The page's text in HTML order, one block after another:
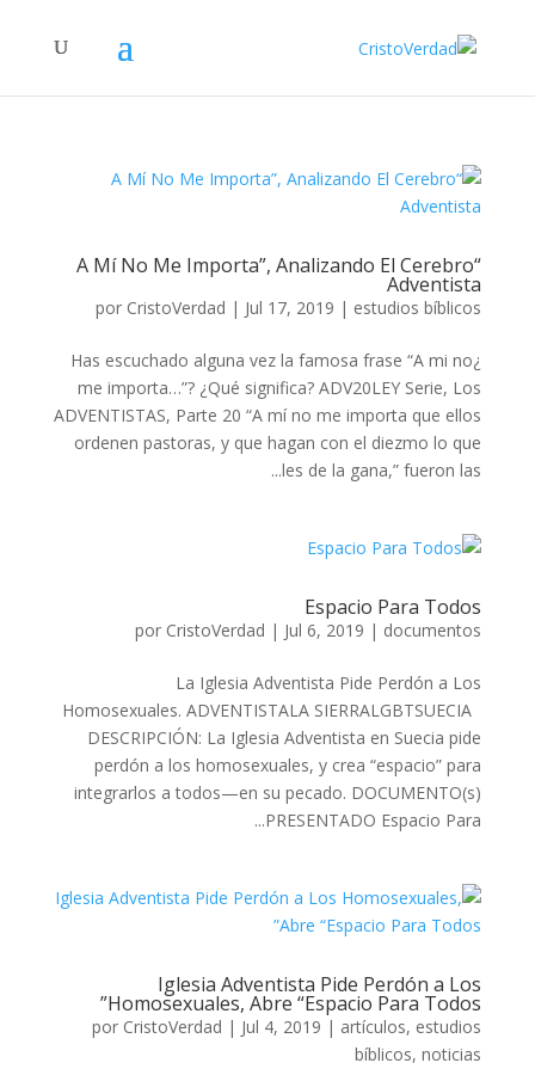
“A Mí No Me Importa”, Analizando El Cerebro
Adventista
por CristoVerdad | Jul 17, 2019 | estudios bíblicos
¿Has escuchado alguna vez la famosa frase “A mi no
me importa…”? ¿Qué significa? ADV20LEY Serie, Los
ADVENTISTAS, Parte 20 “A mí no me importa que ellos
ordenen pastoras, y que hagan con el diezmo lo que
les de la gana,” fueron las...
Espacio Para Todos
por CristoVerdad | Jul 6, 2019 | documentos
La Iglesia Adventista Pide Perdón a Los
Homosexuales. ADVENTISTALA SIERRALGBTSUECIA
DESCRIPCIÓN: La Iglesia Adventista en Suecia pide
perdón a los homosexuales, y crea “espacio” para
integrarlos a todos—en su pecado. DOCUMENTO(s)
PRESENTADO Espacio Para...
Iglesia Adventista Pide Perdón a Los
Homosexuales, Abre “Espacio Para Todos”
por CristoVerdad | Jul 4, 2019 | artículos, estudios
bíblicos,noticias